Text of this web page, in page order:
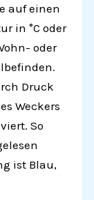
auf einen
in °C oder
oder
Druck
Weckers
So
ist Blau,